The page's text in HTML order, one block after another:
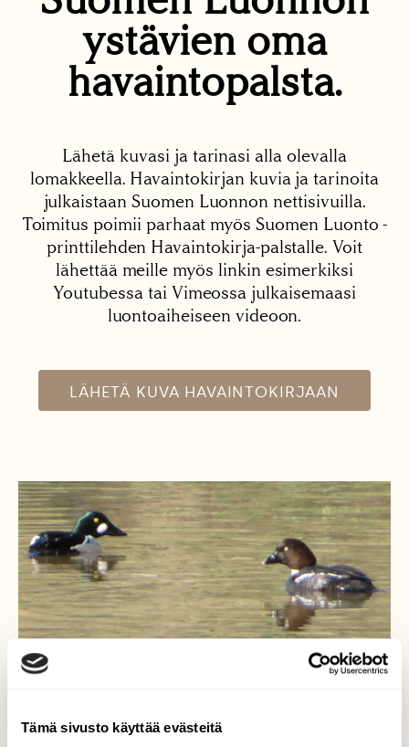
Tämä sivusto käyttää evästeitä
ystävien oma
havaintopalsta.
Lähetä kuvasi ja tarinasi alla olevalla
lomakkeella. Havaintokirjan kuvia ja tarinoita
julkaistaan Suomen Luonnon nettisivuilla.
Toimitus poimii parhaat myös Suomen Luonto -
printtilehden Havaintokirja-palstalle. Voit
lähettää meille myös linkin esimerkiksi
Youtubessa tai Vimeossa julkaisemaasi
luontoaiheiseen videoon.
LÄHETÄ KUVA HAVAINTOKIRJAAN